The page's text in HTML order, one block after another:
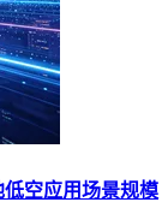
空应用场景规模